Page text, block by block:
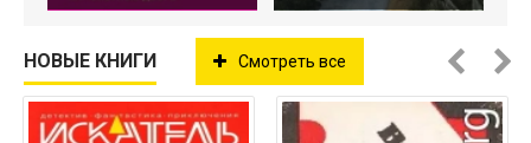
НОВЫЕ КНИГИ Смотреть все